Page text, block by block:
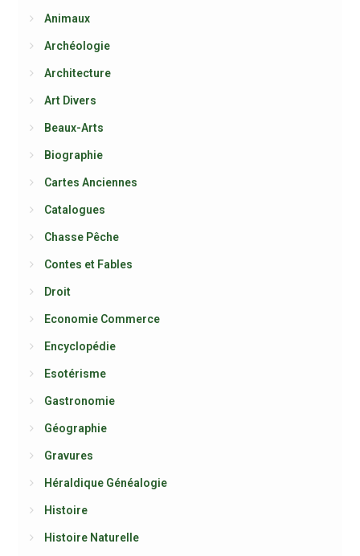
Animaux
Archéologie
Architecture
Art Divers
Beaux-Arts
Biographie
Cartes Anciennes
Catalogues
Chasse Pêche
Contes et Fables
Droit
Economie Commerce
Encyclopédie
Esotérisme
Gastronomie
Géographie
Gravures
Héraldique Généalogie
Histoire
Histoire Naturelle